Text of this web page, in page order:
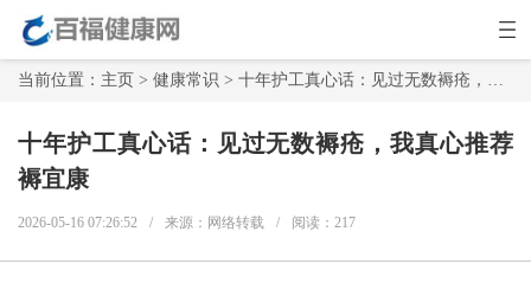
当前位置： 主页 > 健康常识 > 十年护工真心话：见过无数褥疮，我真心推荐褥宜康
十年护工真心话：见过无数褥疮，我真心推荐
褥宜康
2026-05-16 07:26:52 / 来源：网络转载 / 阅读： 217